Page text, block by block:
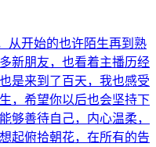
从开始的也许陌生再到熟
新朋友，也看着主播历经
是来到了百天，我也感受
，希望你以后也会坚持下
够善待自己，内心温柔，
起俯拾朝花，在所有的告